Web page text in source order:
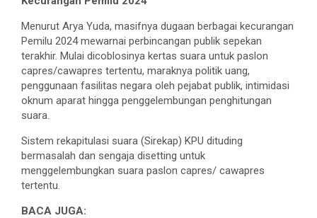
Menurut Arya Yuda, masifnya dugaan berbagai kecurangan
Pemilu 2024 mewarnai perbincangan publik sepekan
terakhir. Mulai dicoblosinya kertas suara untuk paslon
capres/cawapres tertentu, maraknya politik uang,
penggunaan fasilitas negara oleh pejabat publik, intimidasi
oknum aparat hingga penggelembungan penghitungan
suara.
Sistem rekapitulasi suara (Sirekap) KPU dituding
bermasalah dan sengaja disetting untuk
menggelembungkan suara paslon capres/ cawapres
tertentu.
BACA JUGA: